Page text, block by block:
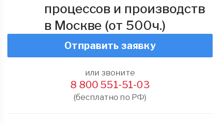
процессов и производств
в Москве (от 500ч.)
Отправить заявку
или звоните
8 800 551-51-03
(бесплатно по РФ)